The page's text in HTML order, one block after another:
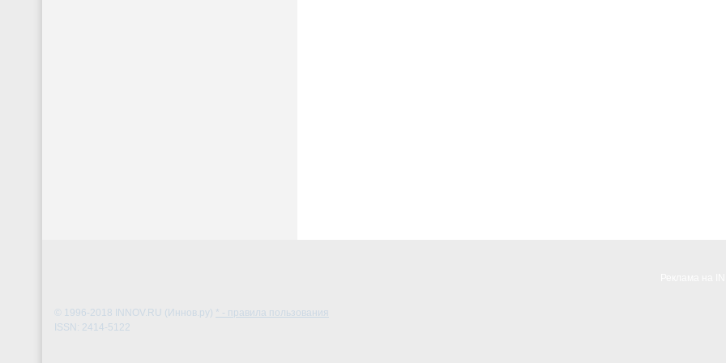
© 1996-2018 INNOV.RU (Иннов.ру) * - правила пользования
ISSN: 2414-5122